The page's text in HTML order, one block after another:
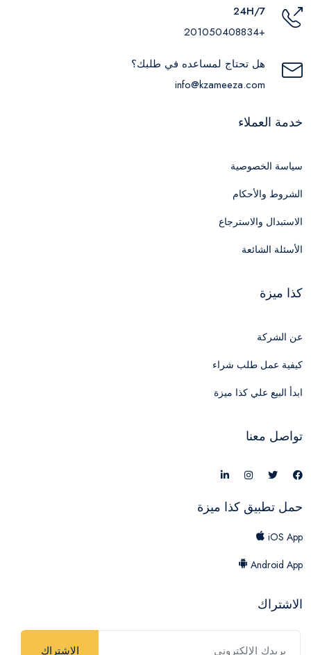
24H/7
+201050408834
هل تحتاج لمساعده في طلبك؟
info@kzameeza.com
خدمة العملاء
سياسة الخصوصية
الشروط والأحكام
الاستبدال والاسترجاع
الأسئلة الشائعة
كذا ميزة
عن الشركة
كيفية عمل طلب شراء
ابدأ البيع علي كذا ميزة
تواصل معنا
حمل تطبيق كذا ميزة
iOS App
Android App
الاشتراك
الاشتراك